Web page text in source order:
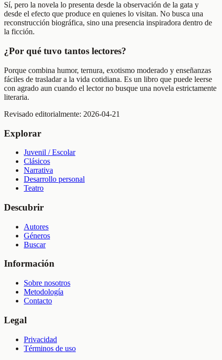
Sí, pero la novela lo presenta desde la observación de la gata y
desde el efecto que produce en quienes lo visitan. No busca una
reconstrucción biográfica, sino una presencia inspiradora dentro de
la ficción.
¿Por qué tuvo tantos lectores?
Porque combina humor, ternura, exotismo moderado y enseñanzas
fáciles de trasladar a la vida cotidiana. Es un libro que puede leerse
con agrado aun cuando el lector no busque una novela estrictamente
literaria.
Revisado editorialmente: 2026-04-21
Explorar
Juvenil / Escolar
Clásicos
Narrativa
Desarrollo personal
Teatro
Descubrir
Autores
Géneros
Buscar
Información
Sobre nosotros
Metodología
Contacto
Legal
Privacidad
Términos de uso